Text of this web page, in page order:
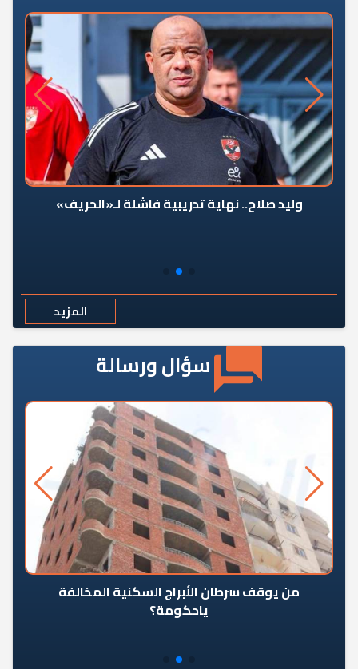
وليد صلاح.. نهاية تدريبية فاشلة لـ«الحريف»
المزيد
سؤال ورسالة
من يوقف سرطان الأبراج السكنية المخالفة
ياحكومة؟